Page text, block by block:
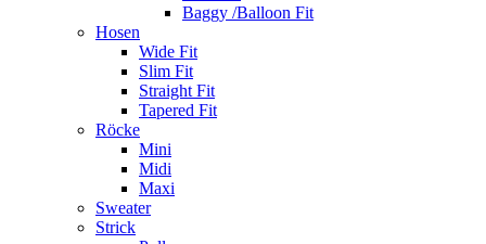
Baggy /Balloon Fit
Hosen
Wide Fit
Slim Fit
Straight Fit
Tapered Fit
Röcke
Mini
Midi
Maxi
Sweater
Strick